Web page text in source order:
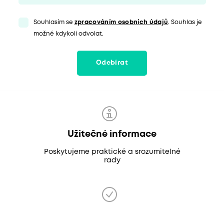
Souhlasím se zpracováním osobních údajů. Souhlas je
možné kdykoli odvolat.
Odebírat
Užitečné informace
Poskytujeme praktické a srozumitelné
rady